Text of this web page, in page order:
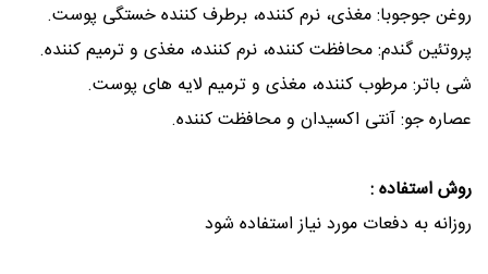
جوجوبا:مغذی، نرم کننده، برطرف کننده خستگی پوست.
گندم:محافظت کننده، نرم کننده، مغذی و ترمیم کننده.
: مرطوب کننده، مغذی و ترمیم لایه های پوست.
جو:آنتی اکسیدان و محافظت کننده.
استفاده :
به دفعات مورد نیاز استفاده شود